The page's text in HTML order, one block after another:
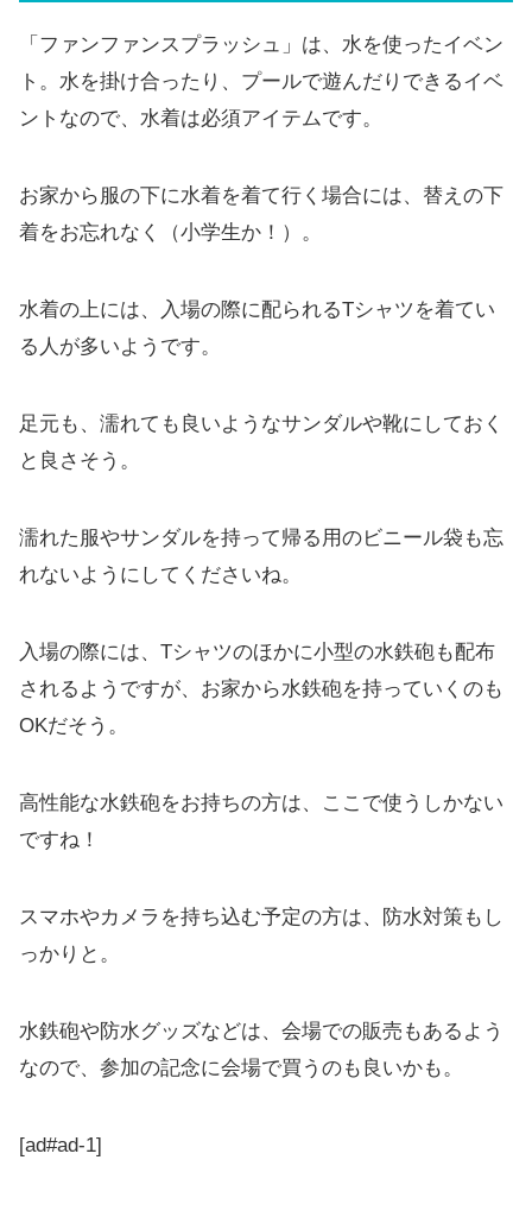
「ファンファンスプラッシュ」は、水を使ったイベン
ト。水を掛け合ったり、プールで遊んだりできるイベ
ントなので、水着は必須アイテムです。
お家から服の下に水着を着て行く場合には、替えの下
着をお忘れなく（小学生か！）。
水着の上には、入場の際に配られるTシャツを着てい
る人が多いようです。
足元も、濡れても良いようなサンダルや靴にしておく
と良さそう。
濡れた服やサンダルを持って帰る用のビニール袋も忘
れないようにしてくださいね。
入場の際には、Tシャツのほかに小型の水鉄砲も配布
されるようですが、お家から水鉄砲を持っていくのも
OKだそう。
高性能な水鉄砲をお持ちの方は、ここで使うしかない
ですね！
スマホやカメラを持ち込む予定の方は、防水対策もし
っかりと。
水鉄砲や防水グッズなどは、会場での販売もあるよう
なので、参加の記念に会場で買うのも良いかも。
[ad#ad-1]